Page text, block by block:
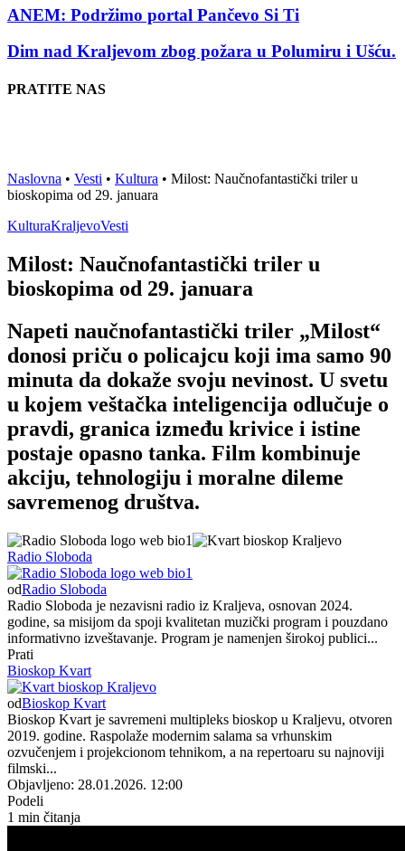
ANEM: Podržimo portal Pančevo Si Ti
Dim nad Kraljevom zbog požara u Polumiru i Ušću.
PRATITE NAS
Naslovna • Vesti • Kultura • Milost: Naučnofantastički triler u
bioskopima od 29. januara
KulturaKraljevoVesti
Milost: Naučnofantastički triler u
bioskopima od 29. januara
Napeti naučnofantastički triler „Milost“
donosi priču o policajcu koji ima samo 90
minuta da dokaže svoju nevinost. U svetu
u kojem veštačka inteligencija odlučuje o
pravdi, granica između krivice i istine
postaje opasno tanka. Film kombinuje
akciju, tehnologiju i moralne dileme
savremenog društva.
Radio Sloboda
odRadio Sloboda
Radio Sloboda je nezavisni radio iz Kraljeva, osnovan 2024.
godine, sa misijom da spoji kvalitetan muzički program i pouzdano
informativno izveštavanje. Program je namenjen širokoj publici...
Prati
Bioskop Kvart
odBioskop Kvart
Bioskop Kvart je savremeni multipleks bioskop u Kraljevu, otvoren
2019. godine. Raspolaže modernim salama sa vrhunskim
ozvučenjem i projekcionom tehnikom, a na repertoaru su najnoviji
filmski...
Objavljeno: 28.01.2026. 12:00
Podeli
1 min čitanja